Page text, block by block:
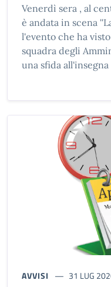
Venerdì sera , al
è andata in scena
l'evento che ha
squadra degli
una sfida
AVVISI 31 LUG